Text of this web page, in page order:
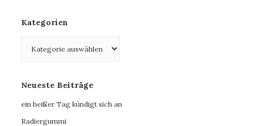
Kategorien
Neueste Beiträge
ein heißer Tag kündigt sich an
Radiergummi